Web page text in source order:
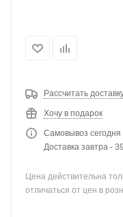
Рассчитать
Хочу в подарок
Самовывоз сегодня
Доставка завтра -
Цена действительна
отличаться от цен в